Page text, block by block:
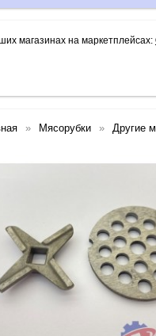
магазинах на маркетплейсах:
Мясорубки Другие